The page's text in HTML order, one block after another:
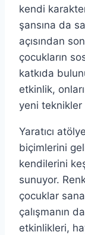
kendi
şansına da
açısından
çocukların
katkıda
etkinlik,
yeni teknikler
Yaratıcı
biçimlerini
kendilerini
sunuyor.
çocuklar
çalışmanın
etkinlikleri,